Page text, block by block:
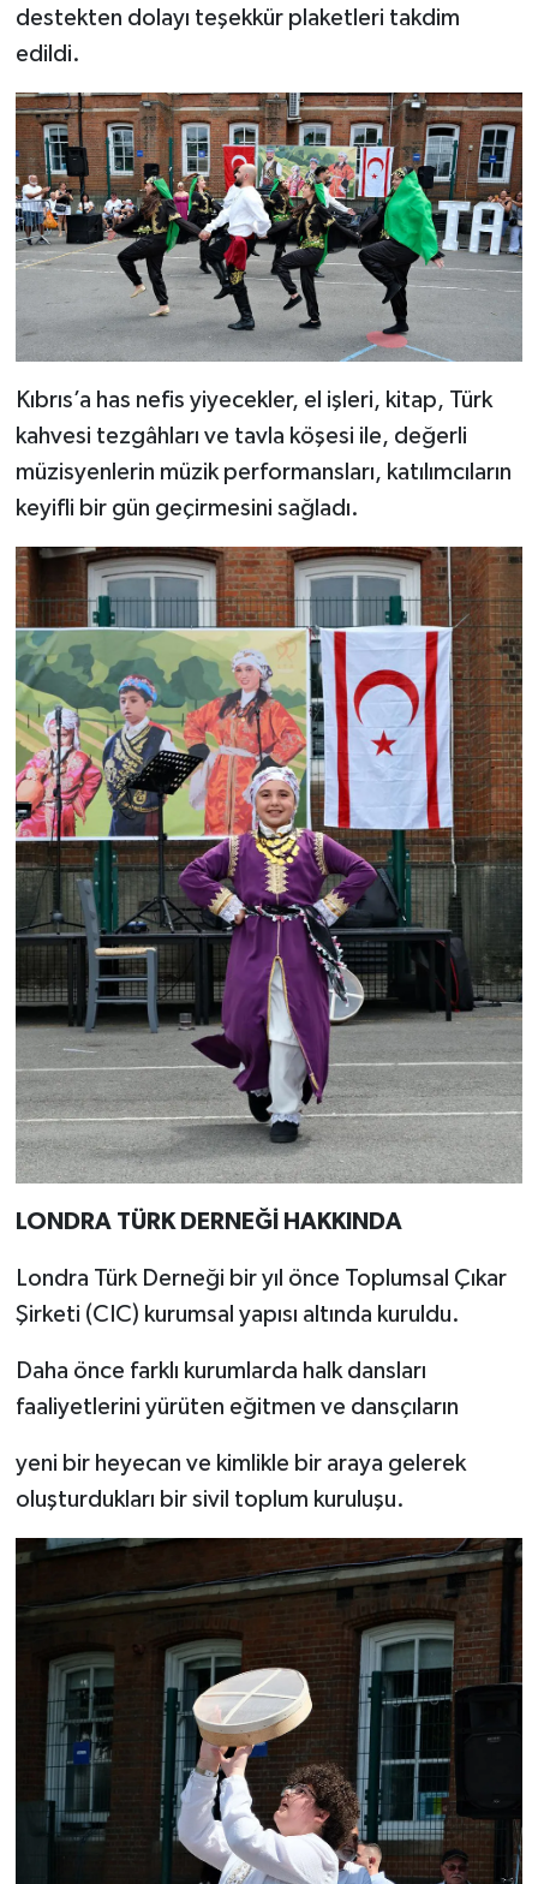
destekten dolayı teşekkür plaketleri takdim
edildi.
Kıbrıs’a has nefis yiyecekler, el işleri, kitap, Türk
kahvesi tezgâhları ve tavla köşesi ile, değerli
müzisyenlerin müzik performansları, katılımcıların
keyifli bir gün geçirmesini sağladı.
LONDRA TÜRK DERNEĞİ HAKKINDA
Londra Türk Derneği bir yıl önce Toplumsal Çıkar
Şirketi (CIC) kurumsal yapısı altında kurul du.
Daha önce farklı kurumlarda halk dansları
faaliyetlerini yürüten eğitmen ve dansçıların
yeni bir heyecan ve kimlikle bir araya gelerek
oluşturdukları bir sivil toplum kuruluşu.